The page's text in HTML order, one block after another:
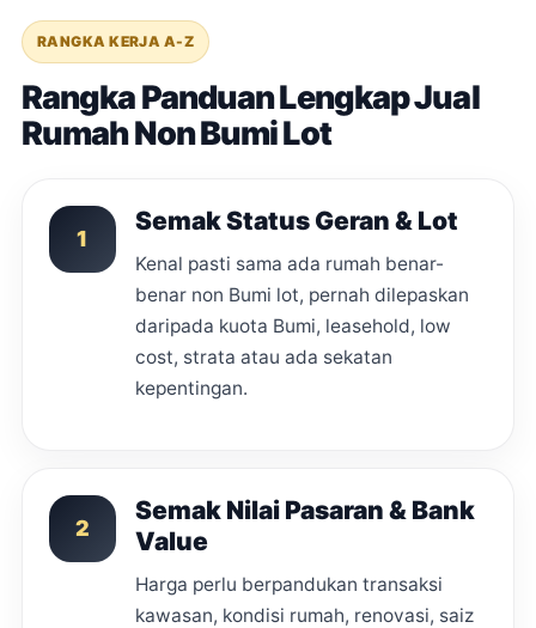
RANGKA KERJA A-Z
Rangka Panduan Lengkap Jual
Rumah Non Bumi Lot
1
Semak Status Geran & Lot
Kenal pasti sama ada rumah benar-
benar non Bumi lot, pernah dilepaskan
daripada kuota Bumi, leasehold, low
cost, strata atau ada sekatan
kepentingan.
2
Semak Nilai Pasaran & Bank
Value
Harga perlu berpandukan transaksi
kawasan, kondisi rumah, renovasi, saiz